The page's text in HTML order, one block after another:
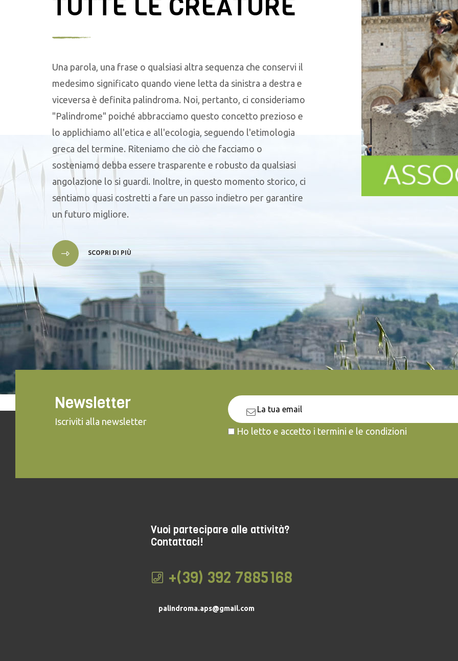
Una parola, una frase o qualsiasi altra sequenza che conservi il
medesimo significato quando viene letta da sinistra a destra e
viceversa è definita palindroma. Noi, pertanto, ci consideriamo
"Palindrome" poiché abbracciamo questo concetto prezioso e
lo applichiamo all'etica e all'ecologia, seguendo l'etimologia
greca del termine. Riteniamo che ciò che facciamo o
sosteniamo debba essere trasparente e robusto da qualsiasi
angolazione lo si guardi. Inoltre, in questo momento storico, ci
sentiamo quasi costretti a fare un passo indietro per garantire
un futuro migliore.
SCOPRI DI PIÙ
Newsletter
Iscriviti alla newsletter
Ho letto e accetto i termini e le condizioni
Vuoi partecipare alle attività?
Contattaci!
+(39) 392 7885168
palindroma.aps@gmail.com